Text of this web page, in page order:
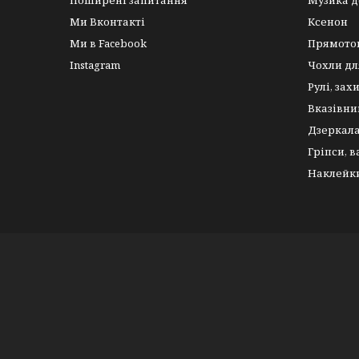
Ми Вконтакті
Ми в Facebook
Instagram
Ксенон
Чохли
Рулі,
Гріпси,